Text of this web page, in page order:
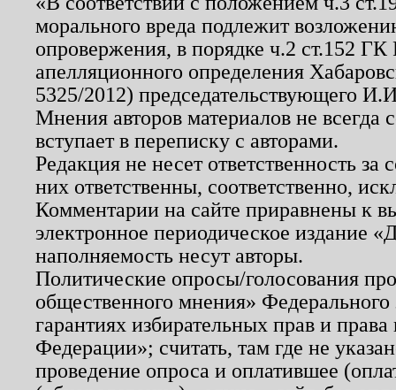
морального вреда подлежит
опровержения, в порядке ч.2 ст.152
апелляционного определения
5325/2012) председательствующего
Мнения авторов материалов не
вступает в переписку с авторами.
Редакция не несет ответственность
них ответственны, соответственно,
Комментарии на сайте приравнены к
электронное периодическое издание
наполняемость несут авторы.
Политические опросы/голосования
общественного мнения»
гарантиях избирательных прав и
Федерации»; считать, там где не
проведение опроса и оплатившее